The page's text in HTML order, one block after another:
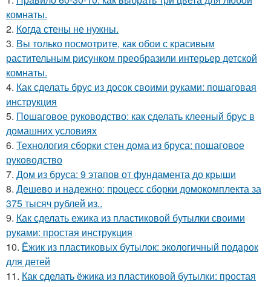
комнаты.
2. Когда стены не нужны.
3. Вы только посмотрите, как обои с красивым
растительным рисунком преобразили интерьер детской
комнаты.
4. Как сделать брус из досок своими руками: пошаговая
инструкция
5. Пошаговое руководство: как сделать клееный брус в
домашних условиях
6. Технология сборки стен дома из бруса: пошаговое
руководство
7. Дом из бруса: 9 этапов от фундамента до крыши
8. Дешево и надежно: процесс сборки домокомплекта за
375 тысяч рублей из..
9. Как сделать ежика из пластиковой бутылки своими
руками: простая инструкция
10. Ёжик из пластиковых бутылок: экологичный подарок
для детей
11. Как сделать ёжика из пластиковой бутылки: простая